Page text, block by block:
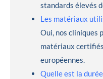
standards élevés
Les matériaux
Oui, nos cliniques
matériaux
européennes.
Quelle est la